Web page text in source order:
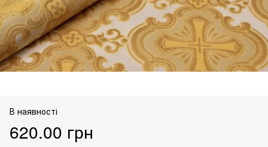
В наявності
620.00 грн